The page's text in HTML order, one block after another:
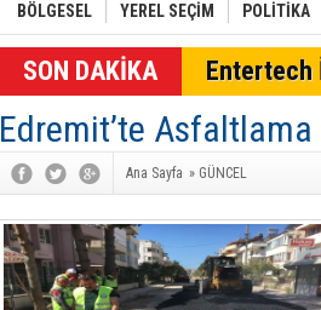
BÖLGESEL YEREL SEÇİM POLİTİKA
SON DAKİKA Entertech
Edremit’te Asfaltlama
Ana Sayfa » GÜNCEL